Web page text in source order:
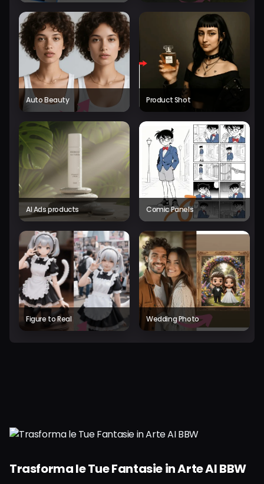
Auto Beauty Product Shot
AI Ads products Comic Panels
Figure to Real Wedding Photo
Trasforma le Tue Fantasie in Arte AI BBW